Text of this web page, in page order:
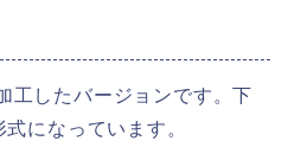
工したバージョンです。下
になっています。